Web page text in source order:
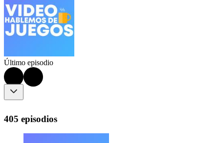
Último episodio
405 episodios